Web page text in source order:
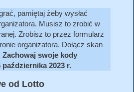
pamiętaj żeby wysłać
Musisz to zrobić w
Zrobisz to przez formularz
organizatora. Dołącz skan
Zachowaj swoje kody
2023 r.
od Lotto